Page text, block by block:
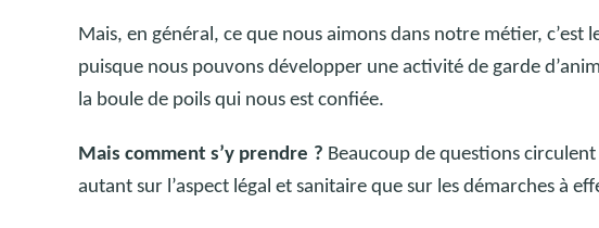
Mais, en général, ce que nous aimons dans notre métier,
puisque nous pouvons développer une activité de garde
la boule de poils qui nous est confiée.
Mais comment s’y prendre ? Beaucoup de questions
autant sur l’aspect légal et sanitaire que sur les démarches à